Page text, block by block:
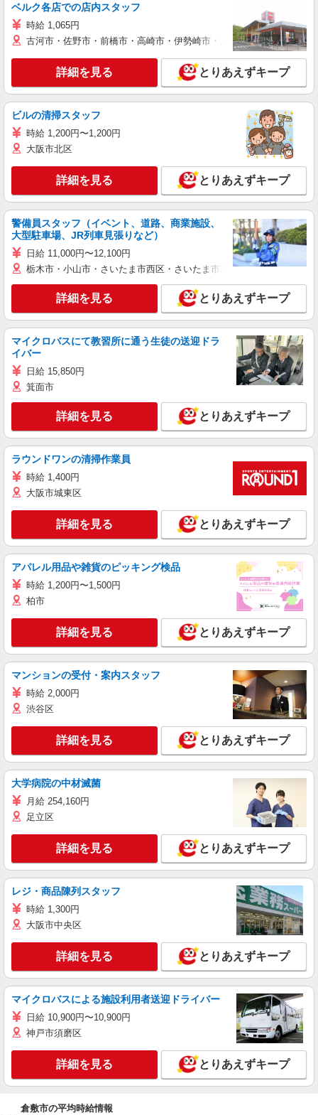
ベルク各店での店内スタッフ
時給 1,065円
古河市・佐野市・前橋市・高崎市・伊勢崎市・太田市・館林市・藤
詳細を見る とりあえずキープ
ビルの清掃スタッフ
時給 1,200円〜1,200円
大阪市北区
詳細を見る とりあえずキープ
警備員スタッフ（イベント、道路、商業施設、
大型駐車場、JR列車見張りなど）
日給 11,000円〜12,100円
栃木市・小山市・さいたま市西区・さいたま市岩槻区・久喜市・蓮田
詳細を見る とりあえずキープ
マイクロバスにて教習所に通う生徒の送迎ドラ
イバー
日給 15,850円
箕面市
詳細を見る とりあえずキープ
ラウンドワンの清掃作業員
時給 1,400円
大阪市城東区
詳細を見る とりあえずキープ
アパレル用品や雑貨のピッキング検品
時給 1,200円〜1,500円
柏市
詳細を見る とりあえずキープ
マンションの受付・案内スタッフ
時給 2,000円
渋谷区
詳細を見る とりあえずキープ
大学病院の中材滅菌
月給 254,160円
足立区
詳細を見る とりあえずキープ
レジ・商品陳列スタッフ
時給 1,300円
大阪市中央区
詳細を見る とりあえずキープ
マイクロバスによる施設利用者送迎ドライバー
日給 10,900円〜10,900円
神戸市須磨区
詳細を見る とりあえずキープ
倉敷市の平均時給情報